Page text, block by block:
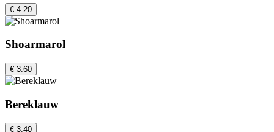
€ 4.20
Shoarmarol
€ 3.60
Bereklauw
€ 3.40